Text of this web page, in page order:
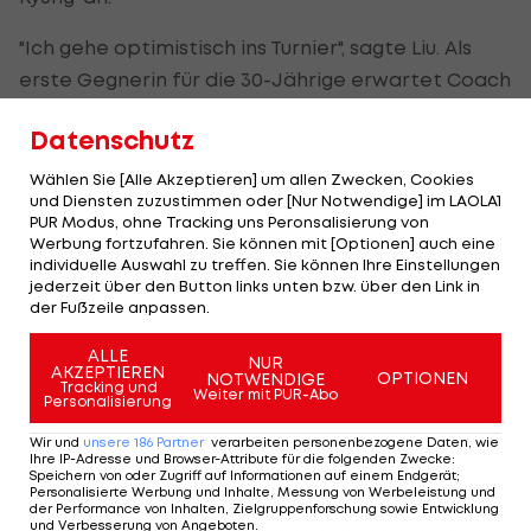
"Ich gehe optimistisch ins Turnier", sagte Liu. Als
erste Gegnerin für die 30-Jährige erwartet Coach
Ist Liu durch ihre Klasse und gute Form eine
Sensation gegen Kim noch zuzutrauen, ist das bei
Li gegen Kasumi Ishikawa unwahrscheinlich.
Die auf Nummer vier positionierte Japanerin
wäre gegen Österreichs Nummer zwei haushohe
Favoritin. Zunächst wird es für Li aber ohnehin erst
gegen die Türkin Hu Melek oder gegen die
Kanadierin Zhang Mo gehen.
"Ich glaube, ich habe gegen beide guten Chancen",
Datenschutz
Wählen Sie [Alle Akzeptieren] um allen Zwecken, Cookies
und Diensten zuzustimmen oder [Nur Notwendige] im LAOLA1
PUR Modus, ohne Tracking uns Peronsalisierung von
Werbung fortzufahren. Sie können mit [Optionen] auch eine
individuelle Auswahl zu treffen. Sie können Ihre Einstellungen
jederzeit über den Button links unten bzw. über den Link in
der Fußzeile anpassen.
ALLE
AKZEPTIEREN
Tracking und
Personalisierung
NUR
NOTWENDIGE
Weiter mit PUR-Abo
OPTIONEN
Wir und unsere 186 Partner verarbeiten personenbezogene Daten, wie
Ihre IP-Adresse und Browser-Attribute für die folgenden Zwecke:
Speichern von oder Zugriff auf Informationen auf einem Endgerät;
Personalisierte Werbung und Inhalte, Messung von Werbeleistung und
der Performance von Inhalten, Zielgruppenforschung sowie Entwicklung
und Verbesserung von Angeboten